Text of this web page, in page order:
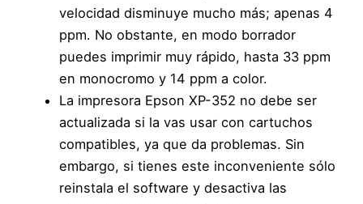
velocidad disminuye mucho más; apenas 4
ppm. No obstante, en modo borrador
puedes imprimir muy rápido, hasta 33 ppm
en monocromo y 14 ppm a color.
La impresora Epson XP-352 no debe ser
actualizada si la vas usar con cartuchos
compatibles, ya que da problemas. Sin
embargo, si tienes este inconveniente sólo
reinstala el software y desactiva las